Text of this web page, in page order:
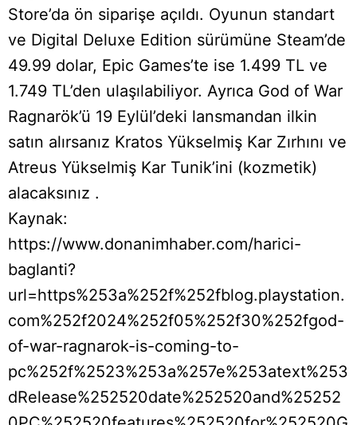
Store’da ön siparişe açıldı. Oyunun standart
ve Digital Deluxe Edition sürümüne Steam’de
49.99 dolar, Epic Games’te ise 1.499 TL ve
1.749 TL’den ulaşılabiliyor. Ayrıca God of War
Ragnarök’ü 19 Eylül’deki lansmandan ilkin
satın alırsanız Kratos Yükselmiş Kar Zırhını ve
Atreus Yükselmiş Kar Tunik’ini (kozmetik)
alacaksınız .
Kaynak:
https://www.donanimhaber.com/harici-
baglanti?
url=https%253a%252f%252fblog.playstation.
com%252f2024%252f05%252f30%252fgod-
of-war-ragnarok-is-coming-to-
pc%252f%2523%253a%257e%253atext%253
dRelease%252520date%252520and%25252